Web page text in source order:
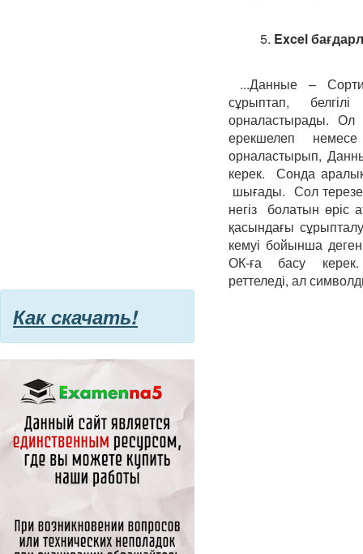
5. Excel
...Данные –
сұрыптап,
орналастырады. Ол
ерекшелеп
орналастырып,
керек. Сонда
шығады. Сол
негіз болатын өріс
қасындағы
кемуі бойынша деген
ОК-ға басу
реттеледі, ал
Как скачать!